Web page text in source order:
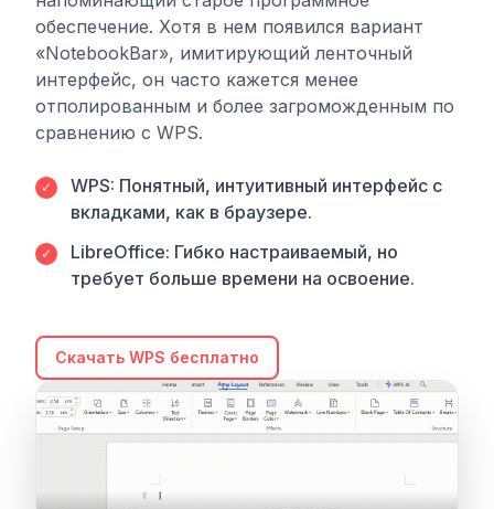
обеспечение. Хотя в нем появился вариант
«NotebookBar», имитирующий ленточный
интерфейс, он часто кажется менее
отполированным и более загроможденным по
сравнению с WPS.
✓
WPS: Понятный, интуитивный интерфейс с
вкладками, как в браузере.
✓
LibreOffice: Гибко настраиваемый, но
требует больше времени на освоение.
Скачать WPS бесплатно